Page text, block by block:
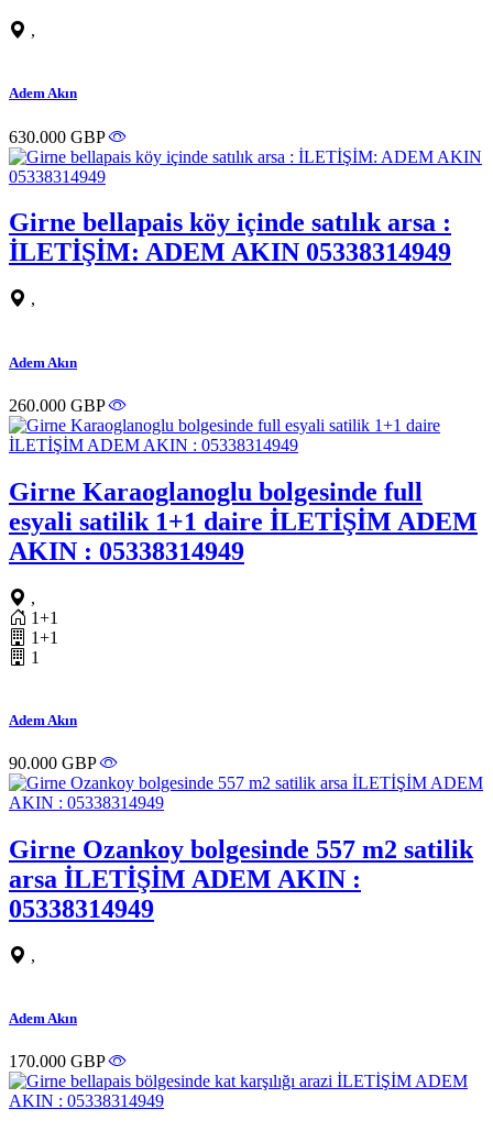
,
Adem Akın
630.000 GBP
Girne bellapais köy içinde satılık arsa :
İLETİŞİM: ADEM AKIN 05338314949
,
Adem Akın
260.000 GBP
Girne Karaoglanoglu bolgesinde full
esyali satilik 1+1 daire İLETİŞİM ADEM
AKIN : 05338314949
,
1+1
1+1
1
Adem Akın
90.000 GBP
Girne Ozankoy bolgesinde 557 m2 satilik
arsa İLETİŞİM ADEM AKIN :
05338314949
,
Adem Akın
170.000 GBP